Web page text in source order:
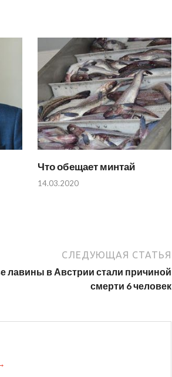
Что обещает минтай
14.03.2020
СЛЕДУЮЩАЯ СТАТЬЯ
лавины в Австрии стали причиной
смерти 6 человек